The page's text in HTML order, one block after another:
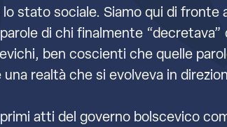
stato sociale. Siamo qui di fronte
di chi finalmente “decretava”
ben coscienti che quelle
realtà che si evolveva in
atti del governo bolscevico